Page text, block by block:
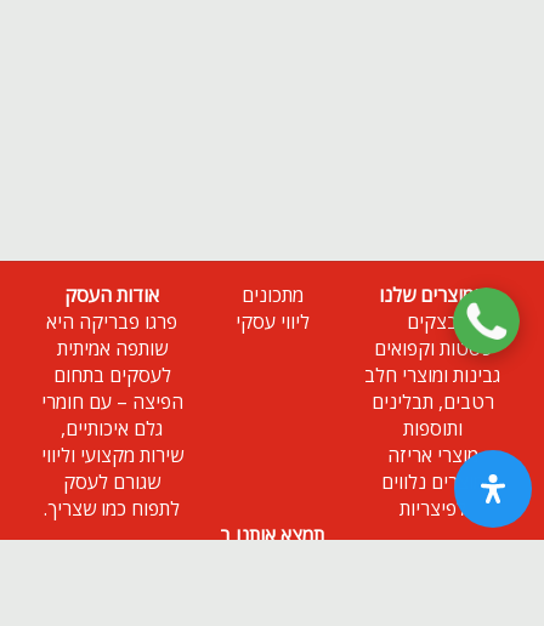
המוצרים שלנו
בצקים
פסטות וקפואים
גבינות ומוצרי חלב
רטבים, תבלינים
ותוספות
מוצרי אריזה
מוצרים נלווים
לפיצריות
מתכונים
ליווי עסקי
אודות העסק
פרגו פבריקה היא
שותפה אמיתית
לעסקים בתחום
הפיצה – עם חומרי
גלם איכותיים,
שירות מקצועי וליווי
שגורם לעסק
לתפוח כמו שצריך.
תמצא אותנו ב